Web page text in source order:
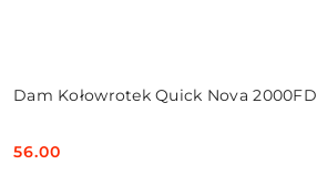
Dam Kołowrotek Quick Nova
Cena:
56.00